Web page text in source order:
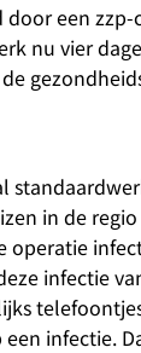
een
nu vier
in de
infectie
infectie.